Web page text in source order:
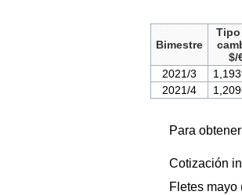
Bimestre
$/
2021/3
2021/4
Para
Cotización
Fletes mayo